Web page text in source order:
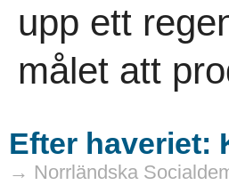
upp ett
målet att
Efter haveriet:
→ Norrländska